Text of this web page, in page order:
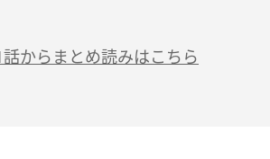
話からまとめ読みはこちら